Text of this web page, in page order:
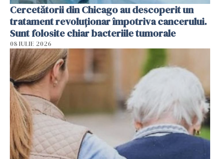
Cercetătorii din Chicago au descoperit un
tratament revoluționar împotriva cancerului.
Sunt folosite chiar bacteriile tumorale
08 IULIE 2026